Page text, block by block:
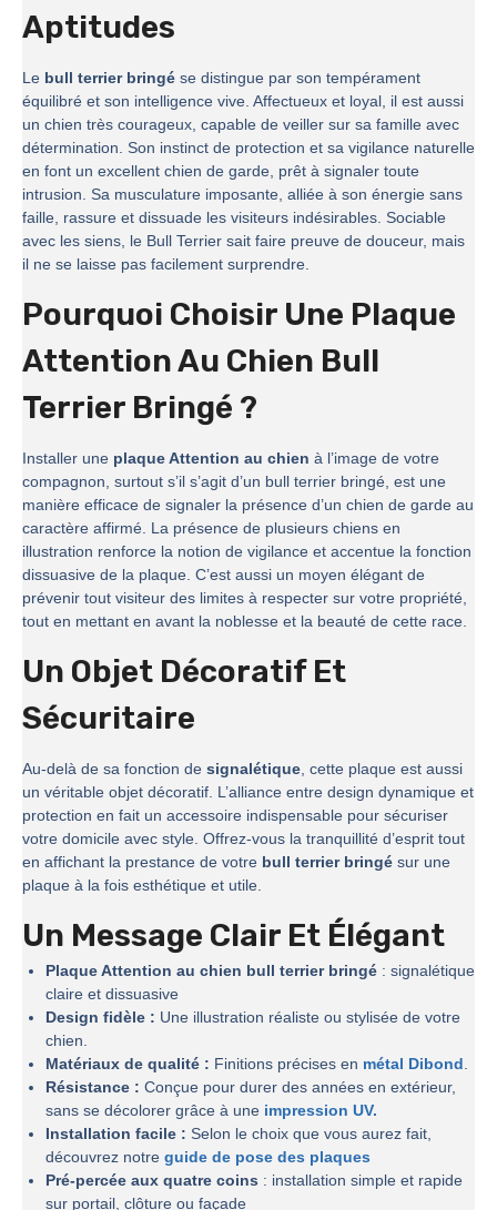
Aptitudes
Le bull terrier bringé se distingue par son tempérament
équilibré et son intelligence vive. Affectueux et loyal, il est aussi
un chien très courageux, capable de veiller sur sa famille avec
détermination. Son instinct de protection et sa vigilance naturelle
en font un excellent chien de garde, prêt à signaler toute
intrusion. Sa musculature imposante, alliée à son énergie sans
faille, rassure et dissuade les visiteurs indésirables. Sociable
avec les siens, le Bull Terrier sait faire preuve de douceur, mais
il ne se laisse pas facilement surprendre.
Pourquoi Choisir Une Plaque
Attention Au Chien Bull
Terrier Bringé ?
Installer une plaque Attention au chien à l’image de votre
compagnon, surtout s’il s’agit d’un bull terrier bringé, est une
manière efficace de signaler la présence d’un chien de garde au
caractère affirmé. La présence de plusieurs chiens en
illustration renforce la notion de vigilance et accentue la fonction
dissuasive de la plaque. C’est aussi un moyen élégant de
prévenir tout visiteur des limites à respecter sur votre propriété,
tout en mettant en avant la noblesse et la beauté de cette race.
Un Objet Décoratif Et
Sécuritaire
Au-delà de sa fonction de signalétique, cette plaque est aussi
un véritable objet décoratif. L’alliance entre design dynamique et
protection en fait un accessoire indispensable pour sécuriser
votre domicile avec style. Offrez-vous la tranquillité d’esprit tout
en affichant la prestance de votre bull terrier bringé sur une
plaque à la fois esthétique et utile.
Un Message Clair Et Élégant
Plaque Attention au chien bull terrier bringé : signalétique
claire et dissuasive
Design fidèle : Une illustration réaliste ou stylisée de votre
chien.
Matériaux de qualité : Finitions précises en métal Dibond.
Résistance : Conçue pour durer des années en extérieur,
sans se décolorer grâce à une impression UV.
Installation facile : Selon le choix que vous aurez fait,
découvrez notre guide de pose des plaques
Pré-percée aux quatre coins : installation simple et rapide
sur portail, clôture ou façade